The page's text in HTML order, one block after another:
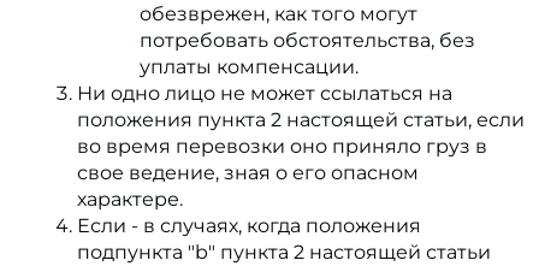
обезврежен, как того могут
потребовать обстоятельства, без
уплаты компенсации.
Ни одно лицо не может ссылаться на
положения пункта 2 настоящей статьи, если
во время перевозки оно приняло груз в
свое ведение, зная о его опасном
характере.
Если - в случаях, когда положения
подпункта "b" пункта 2 настоящей статьи